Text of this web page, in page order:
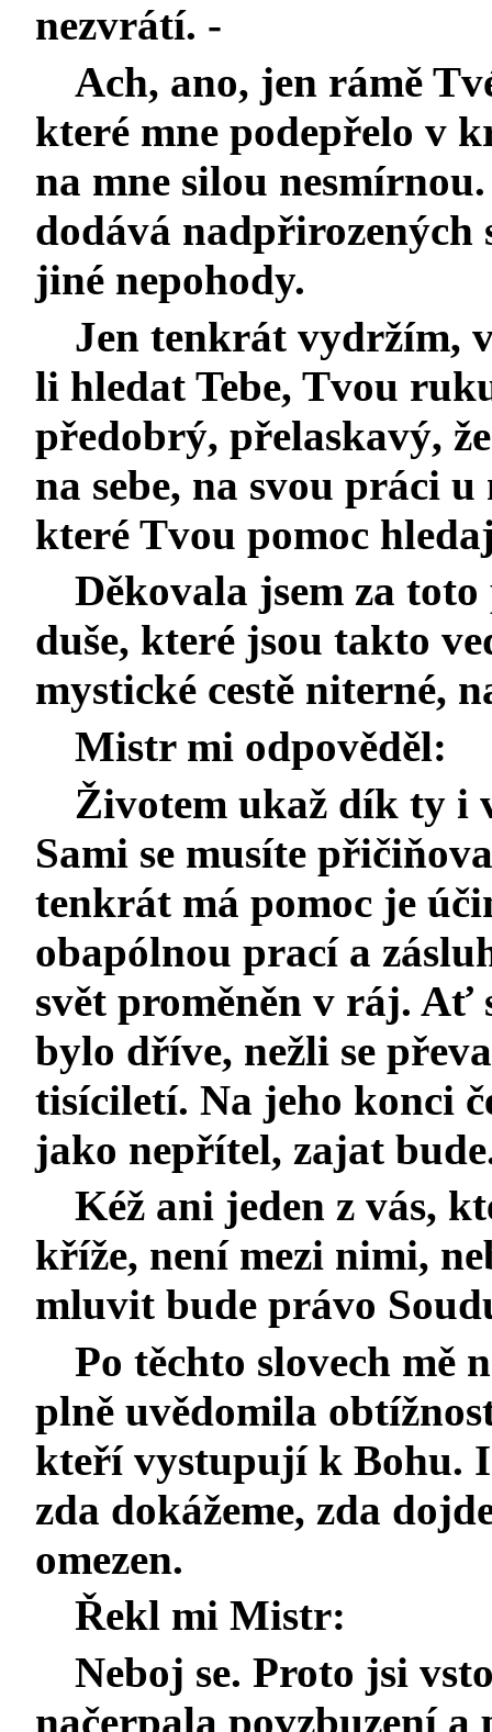
nezvrátí. -
Ach, ano, jen rámě
které mne podepřelo v
na mne silou
dodává
jiné nepohody.
Jen tenkrát vydržím,
li hledat Tebe, Tvou
předobrý, přelaskavý,
na sebe, na svou práci
které Tvou pomoc
Děkovala jsem za toto
duše, které jsou takto
mystické cestě niterné,
Mistr mi odpověděl:
Životem ukaž dík ty i
Sami se musíte
tenkrát má pomoc je
obapólnou prací a
svět proměněn v ráj.
bylo dříve, nežli se
tisíciletí. Na jeho konci
jako nepřítel, zajat
Kéž ani jeden z vás,
kříže, není mezi nimi,
mluvit bude právo
Po těchto slovech mě
plně uvědomila
kteří vystupují k Bohu. I
zda dokážeme, zda
omezen.
Řekl mi Mistr:
Neboj se. Proto jsi
načerpala povzbuzení a